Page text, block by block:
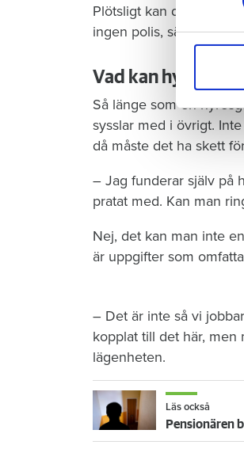
sociala
till de
Plötsligt kan det bli
ingen polis, säger
Vad kan
Så länge som en
sysslar med i övrigt.
då måste det ha skett
– Jag funderar själv på
pratat med. Kan man
Nej, det kan man inte
är uppgifter som
– Det är inte så vi
kopplat till det här, men
lägenheten.
Läs också
Pensionären